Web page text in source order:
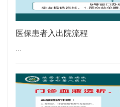
医保患者入出院流程
...